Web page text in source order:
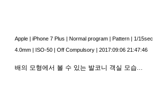
Apple | iPhone 7 Plus | Normal program | Pattern | 1/15sec
4.0mm | ISO-50 | Off Compulsory | 2017:09:06 21:47:46
배의 모형에서 볼 수 있는 발코니 객실 모습...